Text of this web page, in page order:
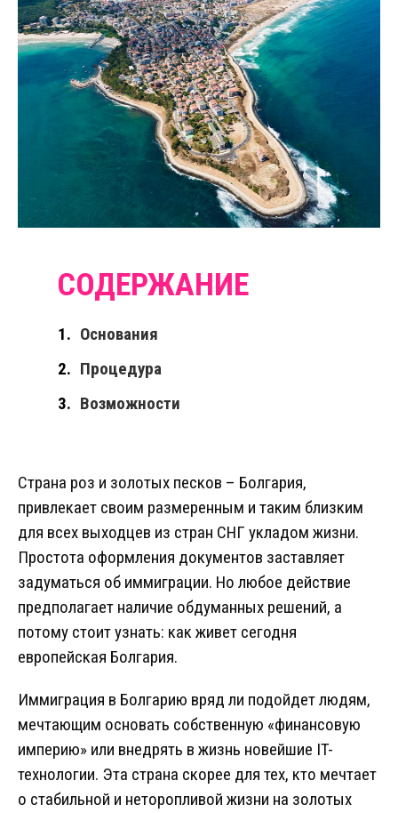
Основания
Процедура
Возможности
Страна роз и золотых песков – Болгария,
привлекает своим размеренным и таким близким
для всех выходцев из стран СНГ укладом жизни.
Простота оформления документов заставляет
задуматься об иммиграции. Но любое действие
предполагает наличие обдуманных решений, а
потому стоит узнать: как живет сегодня
европейская Болгария.
Иммиграция в Болгарию вряд ли подойдет людям,
мечтающим основать собственную «финансовую
империю» или внедрять в жизнь новейшие IT-
технологии. Эта страна скорее для тех, кто мечтает
о стабильной и неторопливой жизни на золотых